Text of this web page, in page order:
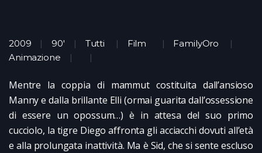
2009 90' Tutti Film
FamilyOro
Animazione
Mentre la coppia di mammut costituita dall’ansioso
Manny e dalla brillante Elli (ormai guarita dall’ossessione
di essere un opossum…) è in attesa del suo primo
cucciolo, la tigre Diego affronta gli acciacchi dovuti all’età
e alla prolungata inattività. Ma è Sid, che si sente escluso